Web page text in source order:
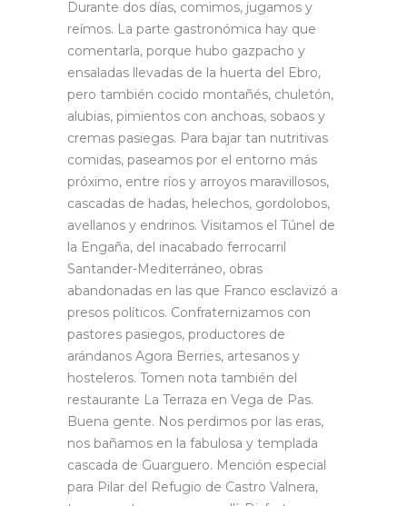
Durante dos días, comimos, jugamos y
reímos. La parte gastronómica hay que
comentarla, porque hubo gazpacho y
ensaladas llevadas de la huerta del Ebro,
pero también cocido montañés, chuletón,
alubias, pimientos con anchoas, sobaos y
cremas pasiegas. Para bajar tan nutritivas
comidas, paseamos por el entorno más
próximo, entre ríos y arroyos maravillosos,
cascadas de hadas, helechos, gordolobos,
avellanos y endrinos. Visitamos el Túnel de
la Engaña, del inacabado ferrocarril
Santander-Mediterráneo, obras
abandonadas en las que Franco esclavizó a
presos políticos. Confraternizamos con
pastores pasiegos, productores de
arándanos Agora Berries, artesanos y
hosteleros. Tomen nota también del
restaurante La Terraza en Vega de Pas.
Buena gente. Nos perdimos por las eras,
nos bañamos en la fabulosa y templada
cascada de Guarguero. Mención especial
para Pilar del Refugio de Castro Valnera,